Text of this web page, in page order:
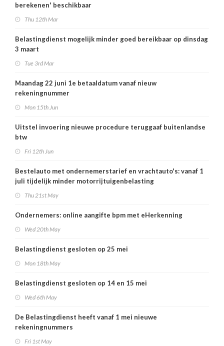
berekenen' beschikbaar
Thu 12th Mar
Belastingdienst mogelijk minder goed bereikbaar op dinsdag
3 maart
Tue 3rd Mar
Maandag 22 juni 1e betaaldatum vanaf nieuw
rekeningnummer
Mon 15th Jun
Uitstel invoering nieuwe procedure teruggaaf buitenlandse
btw
Fri 12th Jun
Bestelauto met ondernemerstarief en vrachtauto's: vanaf 1
juli tijdelijk minder motorrijtuigenbelasting
Thu 21st May
Ondernemers: online aangifte bpm met eHerkenning
Wed 20th May
Belastingdienst gesloten op 25 mei
Mon 18th May
Belastingdienst gesloten op 14 en 15 mei
Wed 6th May
De Belastingdienst heeft vanaf 1 mei nieuwe
rekeningnummers
Fri 1st May